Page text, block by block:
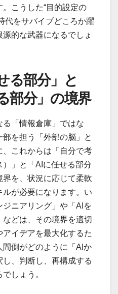
こうした“目的設定の
代をサバイブどころか躍
的な武器になるでしょ
る部分」と
部分」の境界
「情報倉庫」ではな
を担う「外部の脳」と
、これからは「自分で考
）」と「AIに任せる部分
界を、状況に応じて柔軟
が必要になります。い
ニアリング」や「AIを
どは、その境界を適切
イデアを最大化するた
側がどのように「AIか
、判断し、再構成する
しょう。